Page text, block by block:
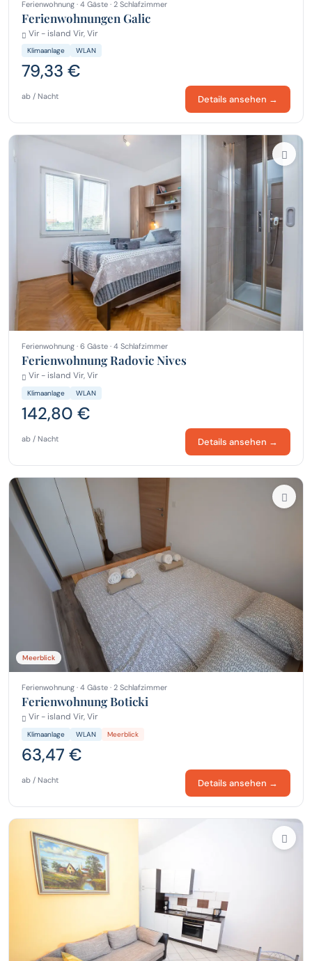
Ferienwohnung · 4 Gäste · 2 Schlafzimmer
Ferienwohnungen Galic
Vir - island Vir, Vir
Klimaanlage WLAN
79,33 €
ab / Nacht Details ansehen →
Ferienwohnung · 6 Gäste · 4 Schlafzimmer
Ferienwohnung Radovic Nives
Vir - island Vir, Vir
Klimaanlage WLAN
142,80 €
ab / Nacht Details ansehen →
Meerblick
Ferienwohnung · 4 Gäste · 2 Schlafzimmer
Ferienwohnung Boticki
Vir - island Vir, Vir
Klimaanlage WLAN Meerblick
63,47 €
ab / Nacht Details ansehen →